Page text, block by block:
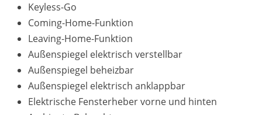
Keyless-Go
Coming-Home-Funktion
Leaving-Home-Funktion
Außenspiegel elektrisch verstellbar
Außenspiegel beheizbar
Außenspiegel elektrisch anklappbar
Elektrische Fensterheber vorne und hinten